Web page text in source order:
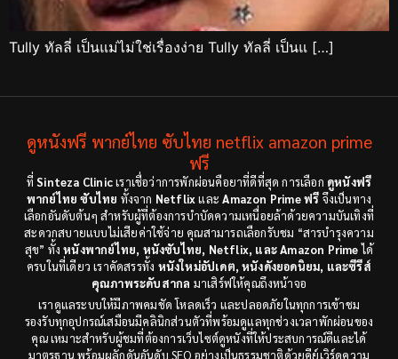
Tully ทัลลี่ เป็นแม่ไม่ใช่เรื่องง่าย Tully ทัลลี่ เป็นแ […]
ดูหนังฟรี พากย์ไทย ซับไทย netflix amazon prime
ฟรี
ที่Sinteza Clinicเราเชื่อว่าการพักผ่อนคือยาที่ดีที่สุด การเลือก ดูหนังฟรี
พากย์ไทย ซับไทย ทั้งจาก NetflixและAmazon Prime ฟรี จึงเป็นทาง
เลือกอันดับต้นๆ สำหรับผู้ที่ต้องการบำบัดความเหนื่อยล้าด้วยความบันเทิงที่
สะดวกสบายแบบไม่เสียค่าใช้จ่าย คุณสามารถเลือกรับชม “สารบำรุงความ
สุข” ทั้งหนังพากย์ไทย, หนังซับไทย, Netflix, และ Amazon Primeได้
ครบในที่เดียว เราคัดสรรทั้ง หนังใหม่อัปเดต, หนังดังยอดนิยม, และซีรีส์
คุณภาพระดับสากล มาเสิร์ฟให้คุณถึงหน้าจอ
เราดูแลระบบให้มีภาพคมชัด โหลดเร็ว และปลอดภัยในทุกการเข้าชม
รองรับทุกอุปกรณ์เสมือนมีคลินิกส่วนตัวที่พร้อมดูแลทุกช่วงเวลาพักผ่อนของ
คุณ เหมาะสำหรับผู้ชมที่ต้องการเว็บไซต์ดูหนังที่ให้ประสบการณ์ดีและได้
มาตรฐาน พร้อมผลักดันอันดับ SEO อย่างเป็นธรรมชาติด้วยคีย์เวิร์ดความ